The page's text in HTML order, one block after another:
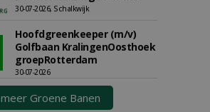
30-07-2026, Schalkwijk
Hoofdgreenkeeper (m/v)
Golfbaan KralingenOosthoek
groepRotterdam
30-07-2026
meer Groene Banen